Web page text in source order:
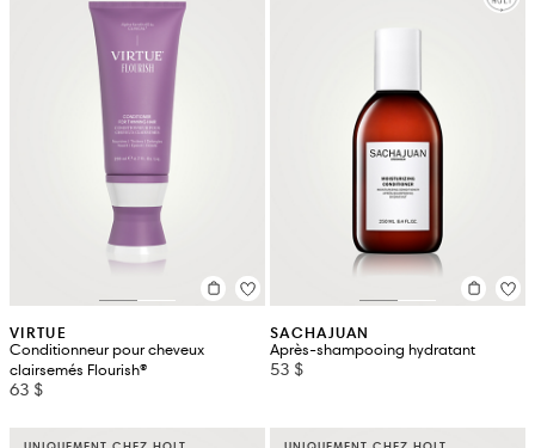
VIRTUE
Conditionneur pour cheveux
clairsemés Flourish®
63 $
SACHAJUAN
Après-shampooing hydratant
53 $